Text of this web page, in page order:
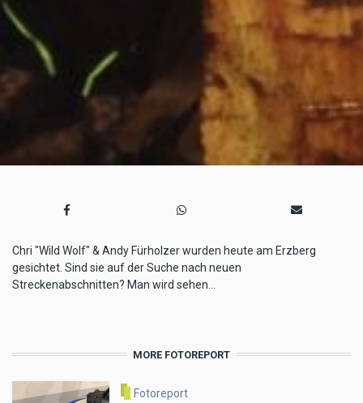
Chri "Wild Wolf" & Andy Fürholzer wurden heute am Erzberg
gesichtet. Sind sie auf der Suche nach neuen
Streckenabschnitten? Man wird sehen...
MORE FOTOREPORT
Fotoreport